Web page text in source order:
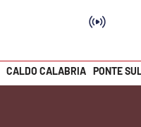
CALDO CALABRIA PONTE